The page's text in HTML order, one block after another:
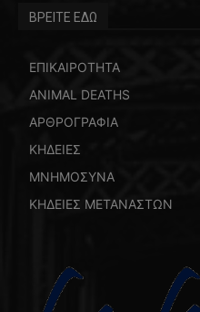
ΒΡΕΙΤΕ ΕΔΩ
ΕΠΙΚΑΙΡΟΤΗΤΑ
ANIMAL DEATHS
ΑΡΘΡΟΓΡΑΦΙΑ
ΚΗΔΕΙΕΣ
ΜΝΗΜΟΣΥΝΑ
ΚΗΔΕΙΕΣ ΜΕΤΑΝΑΣΤΩΝ